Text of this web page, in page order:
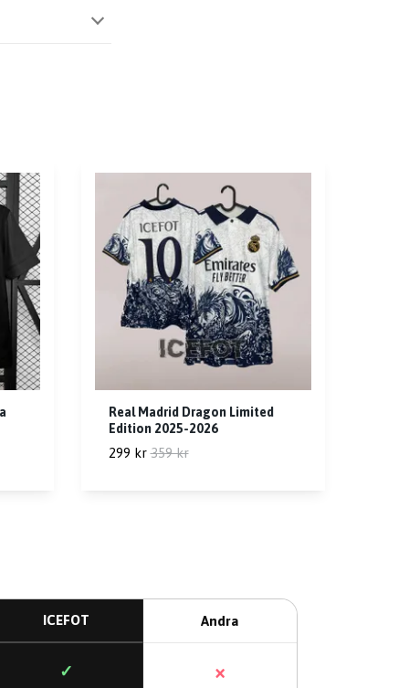
Real Madrid Dragon Limited
Edition 2025-2026
299 kr 359 kr
ICEFOT Andra
✓ ×